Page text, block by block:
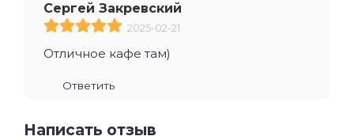
Сергей Закревский
2025-02-21
Отличное кафе там)
Ответить
Написать отзыв